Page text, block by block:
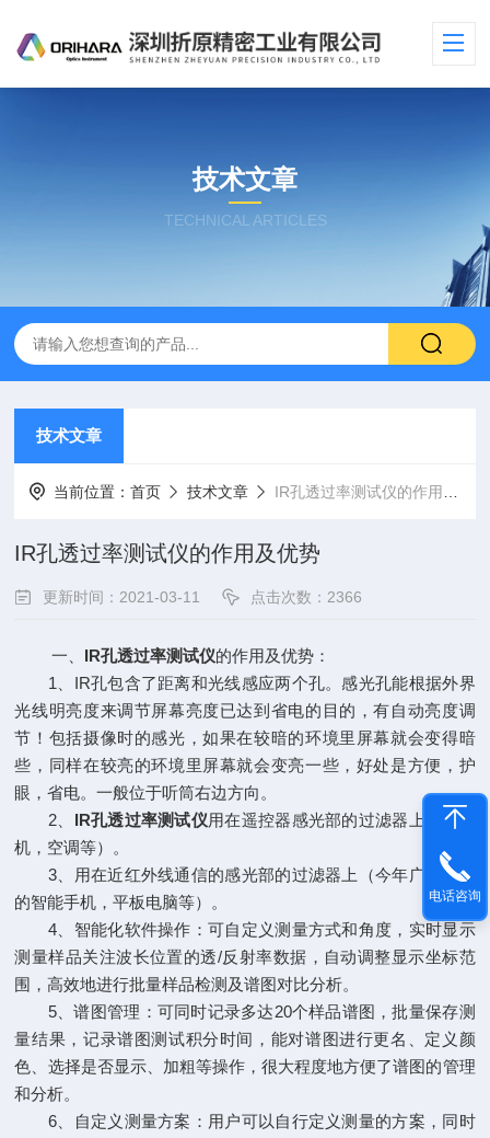
技术文章
TECHNICAL ARTICLES
技术文章
当前位置：首页 技术文章 IR孔透过率测试仪的作用及优势
IR孔透过率测试仪的作用及优势
更新时间：2021-03-11 点击次数：2366
一、 IR孔透过率测试仪的作用及优势：
1、IR孔包含了距离和光线感应两个孔。感光孔能根据外界
光线明亮度来调节屏幕亮度已达到省电的目的，有自动亮度调
节！包括摄像时的感光，如果在较暗的环境里屏幕就会变得暗
些，同样在较亮的环境里屏幕就会变亮一些，好处是方便，护
眼，省电。一般位于听筒右边方向。
2、 IR孔透过率测试仪用在遥控器感光部的过滤器上（电视
机，空调等）。
3、用在近红外线通信的感光部的过滤器上（今年广泛使用
的智能手机，平板电脑等）。
4、智能化软件操作：可自定义测量方式和角度，实时显示
测量样品关注波长位置的透/反射率数据，自动调整显示坐标范
围，高效地进行批量样品检测及谱图对比分析。
5、谱图管理：可同时记录多达20个样品谱图，批量保存测
量结果，记录谱图测试积分时间，能对谱图进行更名、定义颜
色、选择是否显示、加粗等操作，很大程度地方便了谱图的管理
和分析。
6、自定义测量方案：用户可以自行定义测量的方案，同时
电话咨询